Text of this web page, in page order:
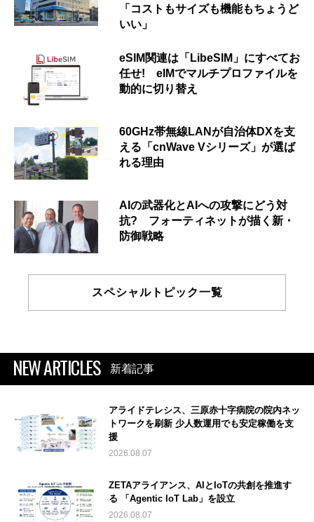
「コストもサイズも機能もちょうど
いい」
eSIM関連は「LibeSIM」にすべてお
任せ! eIMでマルチプロファイルを
動的に切り替え
60GHz帯無線LANが自治体DXを支
える「cnWave Vシリーズ」が選ば
れる理由
AIの武器化とAIへの攻撃にどう対
抗? フォーティネットが描く新・
防御戦略
スペシャルトピック一覧
NEW ARTICLES 新着記事
アライドテレシス、三原赤十字病院の院内ネッ
トワークを刷新 少人数運用でも安定稼働を支
援
2026.08.07
ZETAアライアンス、AIとIoTの共創を推進す
る 「Agentic IoT Lab」を設立
2026.08.07